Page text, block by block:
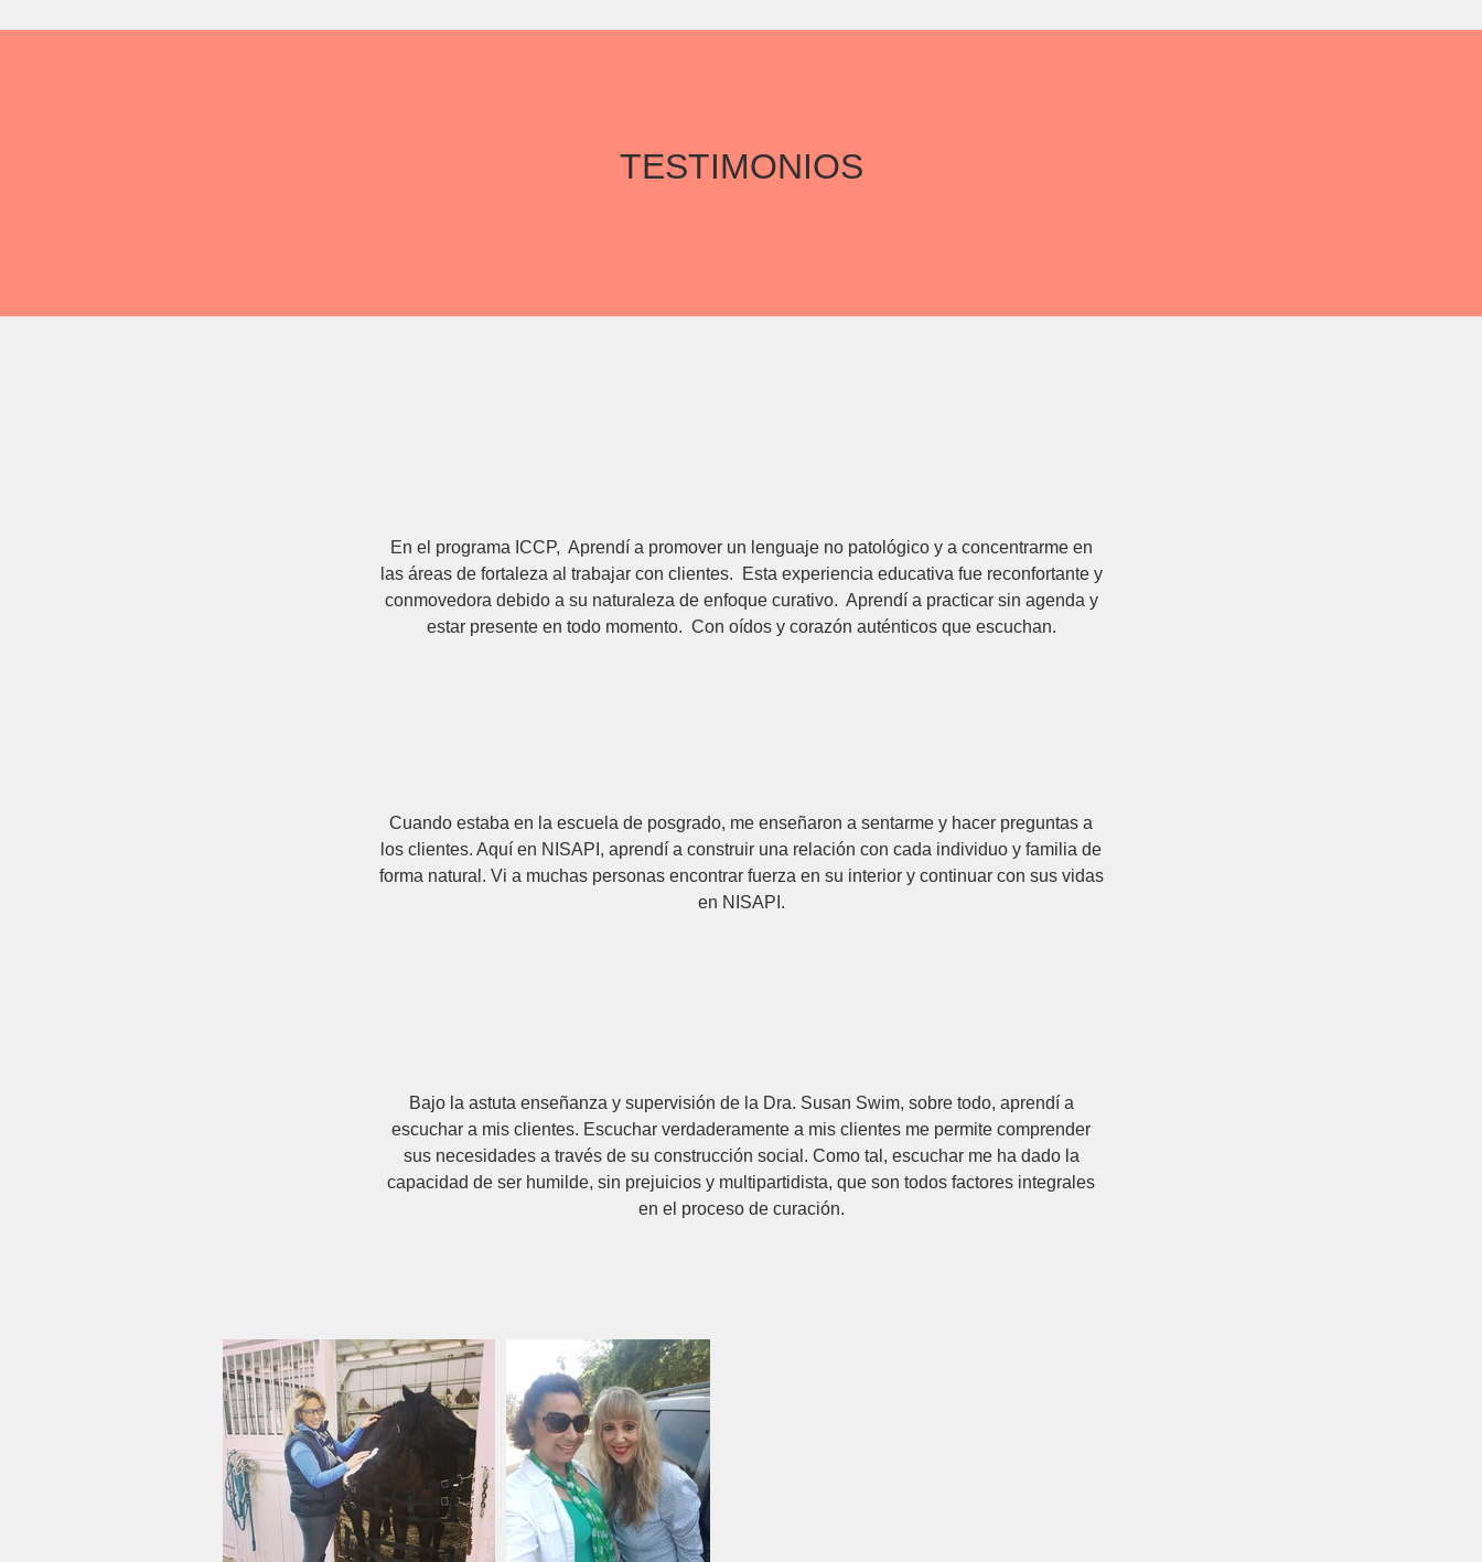
TESTIMONIOS
En el programa ICCP, Aprendí a promover un lenguaje no patológico y a concentrarme en
las áreas de fortaleza al trabajar con clientes. Esta experiencia educativa fue reconfortante y
conmovedora debido a su naturaleza de enfoque curativo. Aprendí a practicar sin agenda y
estar presente en todo momento. Con oídos y corazón auténticos que escuchan.
Cuando estaba en la escuela de posgrado, me enseñaron a sentarme y hacer preguntas a
los clientes. Aquí en NISAPI, aprendí a construir una relación con cada individuo y familia de
forma natural. Vi a muchas personas encontrar fuerza en su interior y continuar con sus vidas
en NISAPI.
Bajo la astuta enseñanza y supervisión de la Dra. Susan Swim, sobre todo, aprendí a
escuchar a mis clientes. Escuchar verdaderamente a mis clientes me permite comprender
sus necesidades a través de su construcción social. Como tal, escuchar me ha dado la
capacidad de ser humilde, sin prejuicios y multipartidista, que son todos factores integrales
en el proceso de curación.